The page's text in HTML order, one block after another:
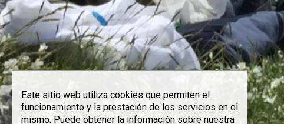
Este sitio web utiliza cookies que permiten el
funcionamiento y la prestación de los servicios en el
mismo. Puede obtener la información sobre nuestra